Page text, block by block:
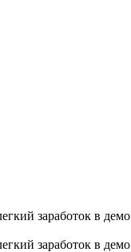
заработок в демо
заработок в демо